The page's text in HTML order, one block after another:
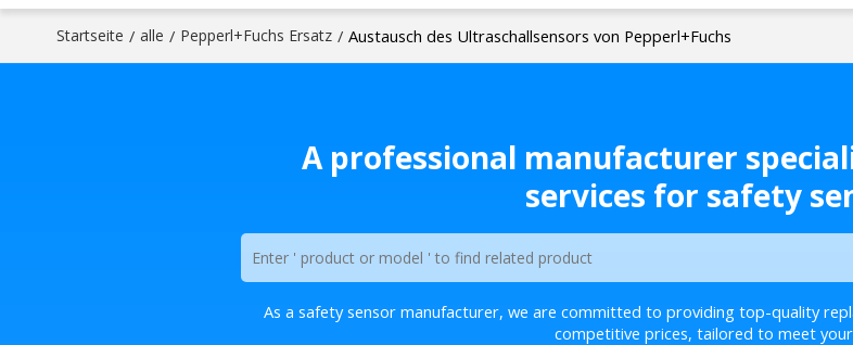
Startseite / alle / Pepperl+Fuchs Ersatz / Austausch des Ultraschallsensors von Pepperl+Fuchs
A professional manufacturer
services for safety
As a safety sensor manufacturer, we are committed to providing top-quality
competitive prices, tailored to meet